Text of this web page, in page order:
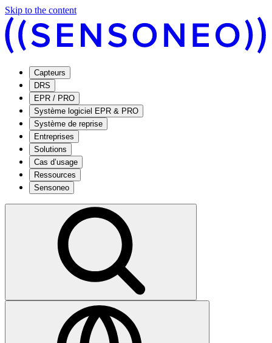
Skip to the content
Capteurs
DRS
EPR / PRO
Système logiciel EPR & PRO
Système de reprise
Entreprises
Solutions
Cas d’usage
Ressources
Sensoneo